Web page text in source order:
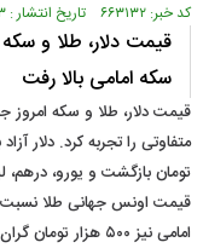
کد خبر: ۶۶۳۱۳۲ تاریخ انتشار : ۱۴۰۵/۰۵/۱۳
سکه امامی بالا رفت
تومان بازگشت و یورو، درهم،
قیمت اونس جهانی طلا نسبت